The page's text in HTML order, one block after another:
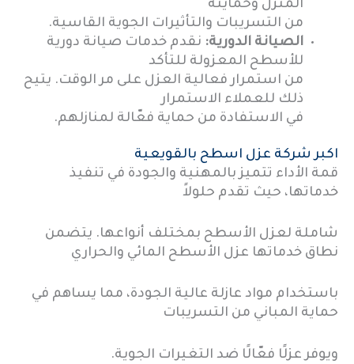
المنزل وحمايته
من التسريبات والتأثيرات الجوية القاسية.
الصيانة الدورية: نقدم خدمات صيانة دورية
للأسطح المعزولة للتأكد
من استمرار فعالية العزل على مر الوقت. يتيح
ذلك للعملاء الاستمرار
في الاستفادة من حماية فعّالة لمنازلهم.
اكبر شركة عزل اسطح بالقويعية
قمة الأداء تتميز بالمهنية والجودة في تنفيذ
خدماتها، حيث تقدم حلولاً
شاملة لعزل الأسطح بمختلف أنواعها. يتضمن
نطاق خدماتها عزل الأسطح المائي والحراري
باستخدام مواد عازلة عالية الجودة، مما يساهم في
حماية المباني من التسريبات
ويوفر عزلًا فعّالًا ضد التغيرات الجوية.